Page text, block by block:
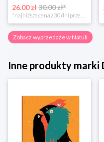
26.00 zł30.00 zł*
Zobacz wyprzedaże w Natuli
Inne produkty marki